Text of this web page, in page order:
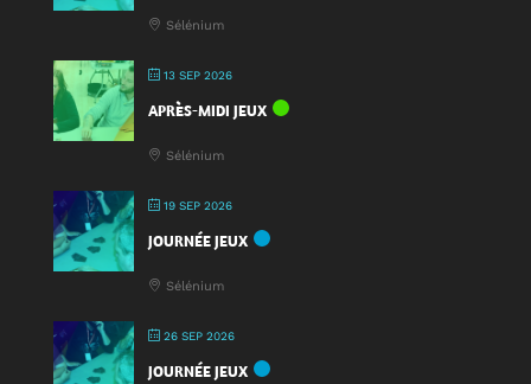
Sélénium
13 SEP 2026
APRÈS-MIDI JEUX
Sélénium
19 SEP 2026
JOURNÉE JEUX
Sélénium
26 SEP 2026
JOURNÉE JEUX